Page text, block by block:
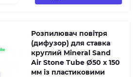
Розпилювач повітря
(дифузор) для ставка
круглий Mineral Sand
Air Stone Tube Ø50 х 150
мм із пластиковими